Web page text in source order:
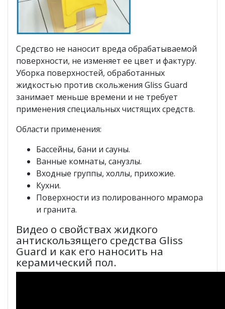
Средство не наносит вреда обрабатываемой
поверхности, не изменяет ее цвет и фактуру.
Уборка поверхностей, обработанных
жидкостью против скольжения Gliss Guard
занимает меньше времени и не требует
применения специальных чистящих средств.
Области применения:
Бассейны, бани и сауны.
Ванные комнаты, санузлы.
Входные группы, холлы, прихожие.
Кухни.
Поверхности из полированного мрамора
и гранита.
Видео о свойствах жидкого
антискользящего средства Gliss
Guard и как его наносить на
керамический пол.